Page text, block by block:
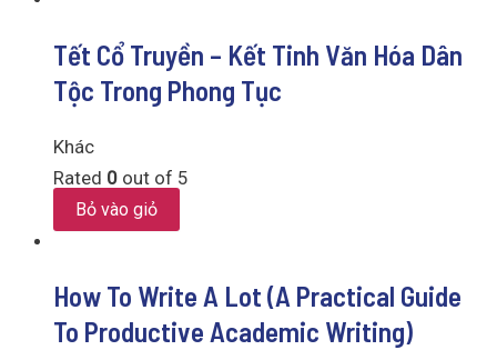
Tết Cổ Truyền – Kết Tinh Văn Hóa Dân
Tộc Trong Phong Tục
Khác
Rated 0 out of 5
Bỏ vào giỏ
How To Write A Lot (A Practical Guide
To Productive Academic Writing)